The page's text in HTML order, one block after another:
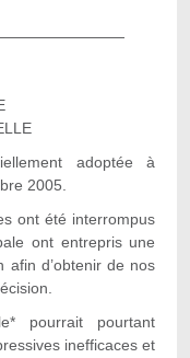
adoptée à
2005.
ont été interrompus
ont entrepris une
afin d’obtenir de nos
pourrait pourtant
inefficaces et